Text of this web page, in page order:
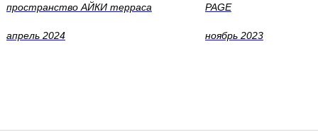
пространство АЙКИ терраса
апрель 2024
PAGE
ноябрь 2023